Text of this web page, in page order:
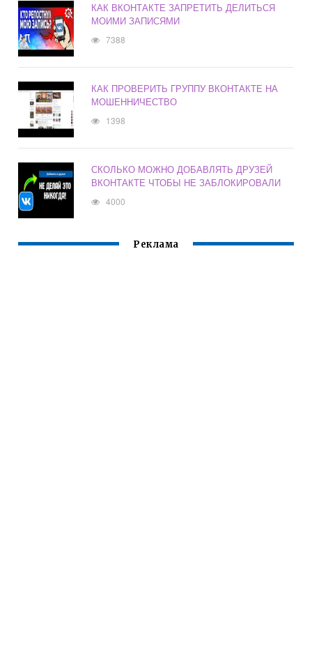
КАК ВКОНТАКТЕ ЗАПРЕТИТЬ ДЕЛИТЬСЯ
МОИМИ ЗАПИСЯМИ
7388
КАК ПРОВЕРИТЬ ГРУППУ ВКОНТАКТЕ НА
МОШЕННИЧЕСТВО
1398
СКОЛЬКО МОЖНО ДОБАВЛЯТЬ ДРУЗЕЙ
ВКОНТАКТЕ ЧТОБЫ НЕ ЗАБЛОКИРОВАЛИ
4000
Реклама